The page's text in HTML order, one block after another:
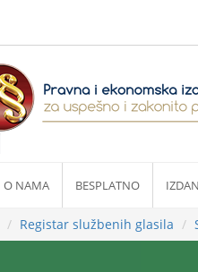
O NAMA BESPLATNO
Registar službenih glasila